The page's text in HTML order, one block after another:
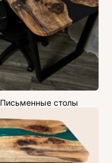
Письменные столы